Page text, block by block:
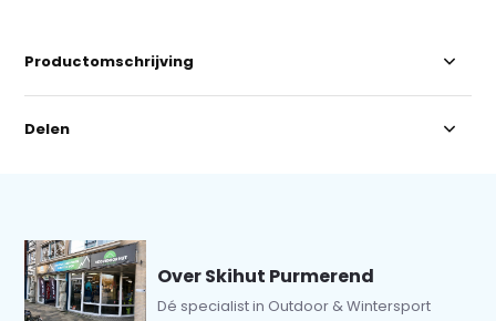
Productomschrijving
Delen
Over Skihut Purmerend
Dé specialist in Outdoor & Wintersport